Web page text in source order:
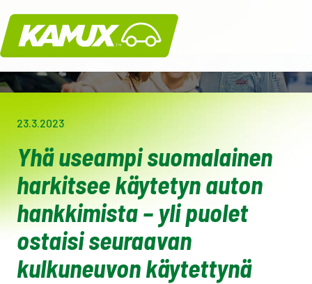
Kamux
23.3.2023
Yhä useampi suomalainen
harkitsee käytetyn auton
hankkimista – yli puolet
ostaisi seuraavan
kulkuneuvon käytettynä